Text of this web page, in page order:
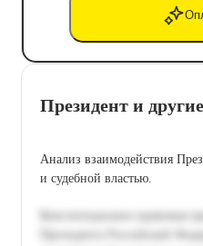
Президент и
Анализ взаимодействия
и судебной властью.